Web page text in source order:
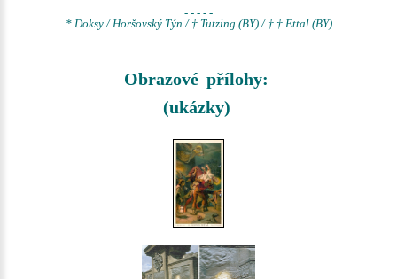
- - - - -
* Doksy / Horšovský Týn / † Tutzing (BY) / † † Ettal (BY)
Obrazové přílohy:
(ukázky)